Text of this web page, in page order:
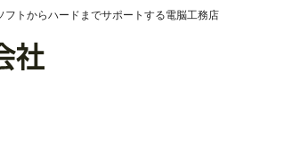
トからハードまでサポートする電脳工務店